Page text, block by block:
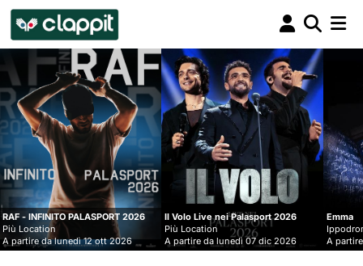
Clappit
biglietteria
2026
ott 2026
Il Volo Live nei Palasport 2026
Più Location
A partire da lunedì 07 dic 2026
Emma
Ippodromo Snai - San Siro
A partire da mercoledì 09 set